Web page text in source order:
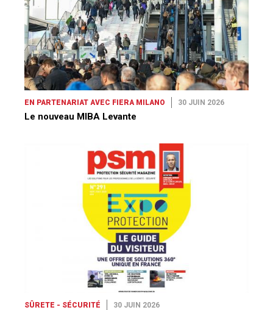
EN PARTENARIAT AVEC FIERA MILANO 30 JUIN 2026
Le nouveau MIBA Levante
SÛRETE - SÉCURITÉ 30 JUIN 2026